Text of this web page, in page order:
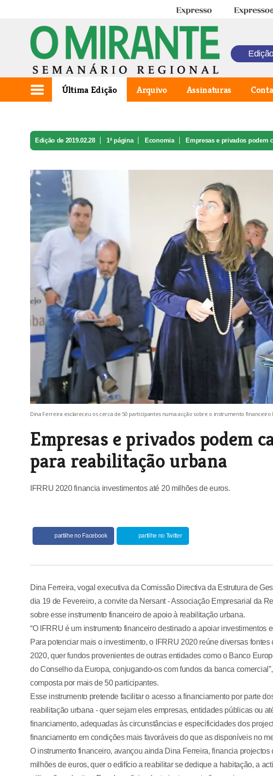
Expresso Expresso
Última Edição Arquivo Assinaturas
Edição de 2019.02.28 1ª página Economia Empresas e privados podem
Dina Ferreira esclareceu os cerca de 50 participantes numa acção sobre o instrumento financeiro
Empresas e privados podem
para reabilitação urbana
IFRRU 2020 financia investimentos até 20 milhões de euros.
partilhe no Facebook partilhe no Twitter
Dina Ferreira, vogal executiva da Comissão Directiva da Estrutura de
dia 19 de Fevereiro, a convite da Nersant - Associação Empresarial da
sobre esse instrumento financeiro de apoio à reabilitação urbana.
“O IFRRU é um instrumento financeiro destinado a apoiar investimentos
Para potenciar mais o investimento, o IFRRU 2020 reúne diversas
2020, quer fundos provenientes de outras entidades como o Banco
do Conselho da Europa, conjugando-os com fundos da banca
composta por mais de 50 participantes.
Esse instrumento pretende facilitar o acesso a financiamento por parte
reabilitação urbana - quer sejam eles empresas, entidades públicas ou
financiamento, adequadas às circunstâncias e especificidades dos
financiamento em condições mais favoráveis do que as disponíveis no
O instrumento financeiro, avançou ainda Dina Ferreira, financia
milhões de euros, quer o edifício a reabilitar se dedique a habitação, a